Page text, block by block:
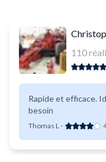
110
Rapide et efficace.
besoin
Thomas L-